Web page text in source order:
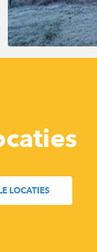
LOCATIES